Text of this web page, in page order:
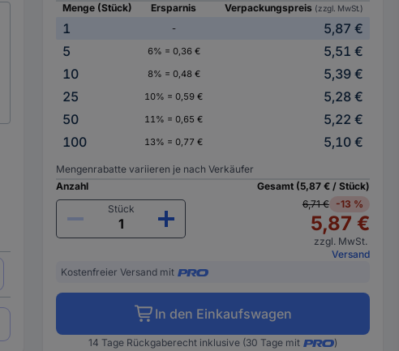
Menge (Stück)
Ersparnis Verpackungspreis (zzgl. MwSt.)
1 -
5,87 €
5
6% = 0,36 €
5,51 €
10
8% = 0,48 €
5,39 €
25
10% = 0,59 €
5,28 €
50
11% = 0,65 €
5,22 €
100
13% = 0,77 € 5,10 €
Mengenrabatte variieren je nach Verkäufer
Anzahl
Stück
Gesamt (5,87 € / Stück)
6,71 €
-13 %
5,87 €
zzgl. MwSt.
Versand
Kostenfreier Versand mit
In den Einkaufswagen
14 Tage Rückgaberecht inklusive (30 Tage mit )